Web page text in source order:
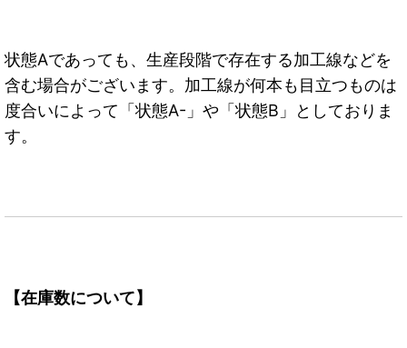
状態Aであっても、生産段階で存在する加工線などを
含む場合がございます。加工線が何本も目立つものは
度合いによって「状態A-」や「状態B」としておりま
す。
【在庫数について】